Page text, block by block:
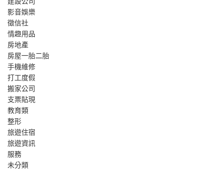
影音娛樂
徵信社
情趣用品
房地產
房屋一胎二胎
手機維修
打工度假
搬家公司
支票貼現
教育類
整形
旅遊住宿
旅遊資訊
服務
未分類